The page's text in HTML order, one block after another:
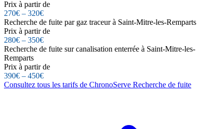
Prix à partir de
270€ – 320€
Recherche de fuite par gaz traceur à Saint-Mitre-les-Remparts
Prix à partir de
280€ – 350€
Recherche de fuite sur canalisation enterrée à Saint-Mitre-les-
Remparts
Prix à partir de
390€ – 450€
Consultez tous les tarifs de ChronoServe Recherche de fuite